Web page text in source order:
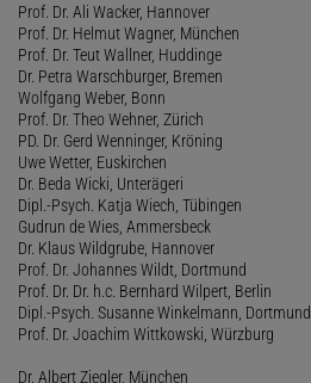
Prof. Dr. Ali Wacker, Hannover
Prof. Dr. Helmut Wagner, München
Prof. Dr. Teut Wallner, Huddinge
Dr. Petra Warschburger, Bremen
Wolfgang Weber, Bonn
Prof. Dr. Theo Wehner, Zürich
PD. Dr. Gerd Wenninger, Kröning
Uwe Wetter, Euskirchen
Dr. Beda Wicki, Unterägeri
Dipl.-Psych. Katja Wiech, Tübingen
Gudrun de Wies, Ammersbeck
Dr. Klaus Wildgrube, Hannover
Prof. Dr. Johannes Wildt, Dortmund
Prof. Dr. Dr. h.c. Bernhard Wilpert, Berlin
Dipl.-Psych. Susanne Winkelmann, Dortmund
Prof. Dr. Joachim Wittkowski, Würzburg
Dr. Albert Ziegler, München